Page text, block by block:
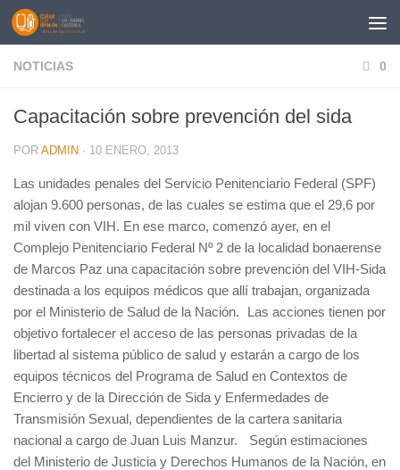
Saltar al contenido
NOTICIAS 0
Capacitación sobre prevención del sida
POR ADMIN · 10 ENERO, 2013
Las unidades penales del Servicio Penitenciario Federal (SPF)
alojan 9.600 personas, de las cuales se estima que el 29,6 por
mil viven con VIH. En ese marco, comenzó ayer, en el
Complejo Penitenciario Federal Nº 2 de la localidad bonaerense
de Marcos Paz una capacitación sobre prevención del VIH-Sida
destinada a los equipos médicos que allí trabajan, organizada
por el Ministerio de Salud de la Nación. Las acciones tienen por
objetivo fortalecer el acceso de las personas privadas de la
libertad al sistema público de salud y estarán a cargo de los
equipos técnicos del Programa de Salud en Contextos de
Encierro y de la Dirección de Sida y Enfermedades de
Transmisión Sexual, dependientes de la cartera sanitaria
nacional a cargo de Juan Luis Manzur. Según estimaciones
del Ministerio de Justicia y Derechos Humanos de la Nación, en